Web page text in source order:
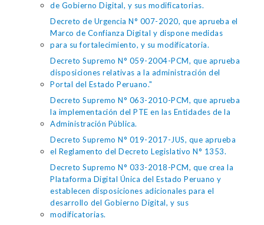
de Gobierno Digital, y sus modificatorias.
Decreto de Urgencia N° 007-2020, que aprueba el
Marco de Confianza Digital y dispone medidas
para su fortalecimiento, y su modificatoria.
Decreto Supremo N° 059-2004-PCM, que aprueba
disposiciones relativas a la administración del
Portal del Estado Peruano."
Decreto Supremo N° 063-2010-PCM, que aprueba
la implementación del PTE en las Entidades de la
Administración Pública.
Decreto Supremo N° 019-2017-JUS, que aprueba
el Reglamento del Decreto Legislativo N° 1353.
Decreto Supremo N° 033-2018-PCM, que crea la
Plataforma Digital Única del Estado Peruano y
establecen disposiciones adicionales para el
desarrollo del Gobierno Digital, y sus
modificatorias.